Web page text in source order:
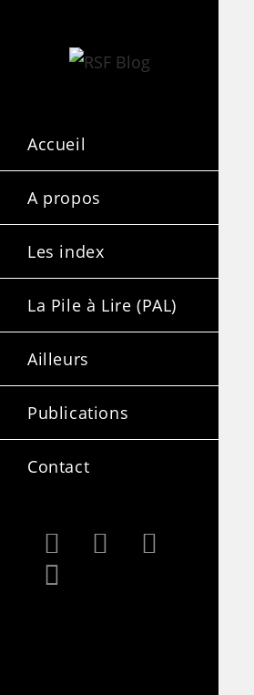
Accueil
A propos
Les index
La Pile à Lire (PAL)
Ailleurs
Publications
Contact